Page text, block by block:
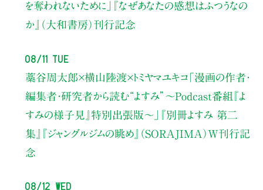
を奪われないために」
『なぜあなたの感想はふつうなの
か』（大和書房）刊行記念
08/11 Tue
藁谷周太郎×横山陸渡×トミヤマユキコ「漫画の作者・
編集者・研究者から読む“よすみ” 〜Podcast番組『よ
すみの様子見』特別出張版〜」
『別冊よすみ 第二
集』『ジャングルジムの眺め』（SORAJIMA）W刊行記
念
08/12 Wed